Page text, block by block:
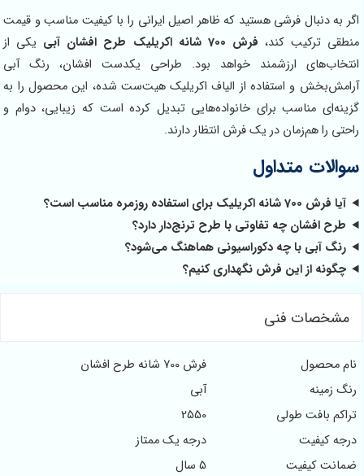
فرشی هستید که ظاهر اصیل ایرانی را با کیفیت مناسب و قیمت
کند،فرش 700 شانه اکریلیک طرح افشان آبی
یکی از
ارزشمند خواهد بود. طراحی یکدست افشان، رنگ آبی
و استفاده از الیاف اکریلیک هیت‌ست شده، این محصول را به
مناسب برای خانواده‌هایی تبدیل کرده است که زیبایی، دوام و
هم‌زمان در یک فرش انتظار دارند.
متداول
مناسب است؟
چه تفاوتی با طرح ترنج‌دار دارد؟
با چه دکوراسیونی هماهنگ می‌شود؟
از این فرش نگهداری کنیم؟
فنی
طولی
درجه یک ممتاز